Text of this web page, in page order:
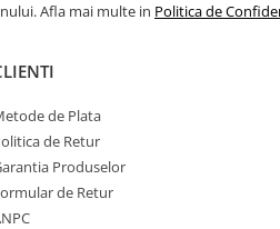
Afla mai multe in Politica de
de Plata
de Retur
Produselor
de Retur